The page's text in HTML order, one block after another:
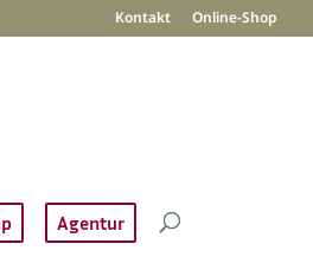
Kontakt Online-Shop
Agentur